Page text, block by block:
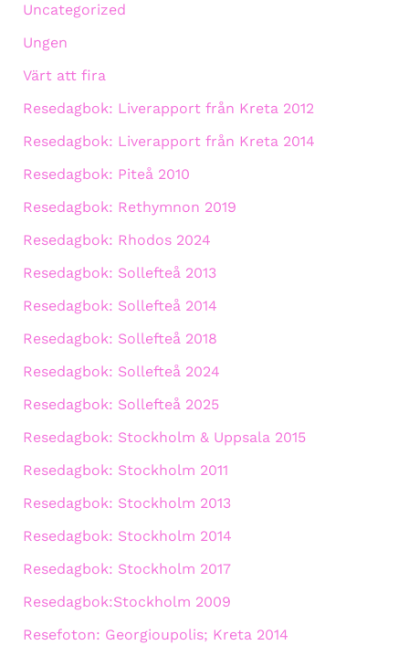
Uncategorized
Ungen
Värt att fira
Resedagbok: Liverapport från Kreta 2012
Resedagbok: Liverapport från Kreta 2014
Resedagbok: Piteå 2010
Resedagbok: Rethymnon 2019
Resedagbok: Rhodos 2024
Resedagbok: Sollefteå 2013
Resedagbok: Sollefteå 2014
Resedagbok: Sollefteå 2018
Resedagbok: Sollefteå 2024
Resedagbok: Sollefteå 2025
Resedagbok: Stockholm & Uppsala 2015
Resedagbok: Stockholm 2011
Resedagbok: Stockholm 2013
Resedagbok: Stockholm 2014
Resedagbok: Stockholm 2017
Resedagbok:Stockholm 2009
Resefoton: Georgioupolis; Kreta 2014